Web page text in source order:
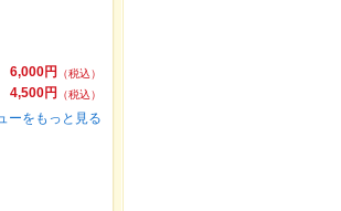
6,000円
（税込）
4,500円
（税込）
ーをもっと見る